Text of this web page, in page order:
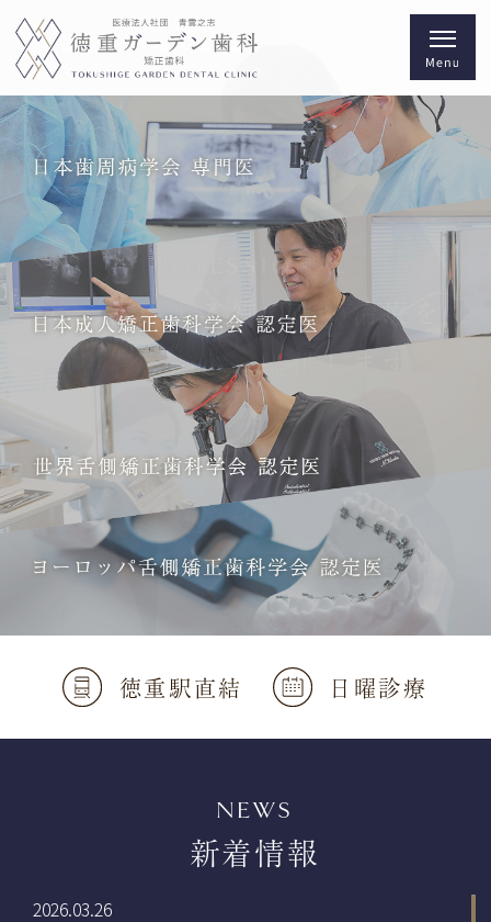
徳重駅直結 日曜診療
NEWS
新着情報
2026.03.26